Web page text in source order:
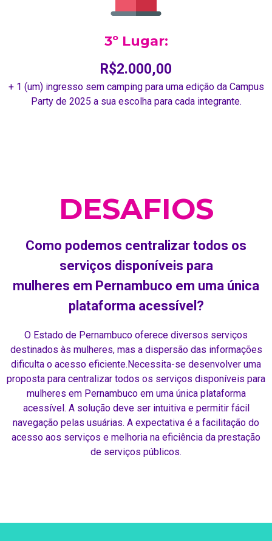
3º Lugar:
R$2.000,00
+ 1 (um) ingresso sem camping para uma edição da Campus
Party de 2025 a sua escolha para cada integrante.
DESAFIOS
Como podemos centralizar todos os
serviços disponíveis para
mulheres em Pernambuco em uma única
plataforma acessível?
O Estado de Pernambuco oferece diversos serviços
destinados às mulheres, mas a dispersão das informações
dificulta o acesso eficiente.Necessita-se desenvolver uma
proposta para centralizar todos os serviços disponíveis para
mulheres em Pernambuco em uma única plataforma
acessível. A solução deve ser intuitiva e permitir fácil
navegação pelas usuárias. A expectativa é a facilitação do
acesso aos serviços e melhoria na eficiência da prestação
de serviços públicos.